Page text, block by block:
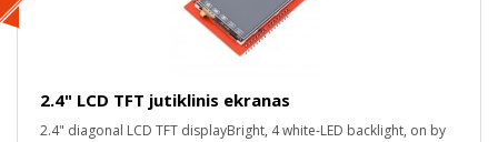
2.4" LCD TFT jutiklinis ekranas
2.4" diagonal LCD TFT displayBright, 4 white-LED backlight, on by